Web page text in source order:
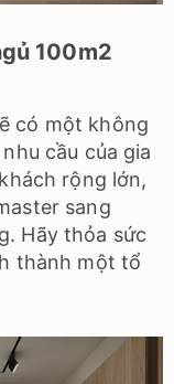
100m2
có một không
cầu của gia
rộng lớn,
sang
Hãy thỏa sức
thành một tổ